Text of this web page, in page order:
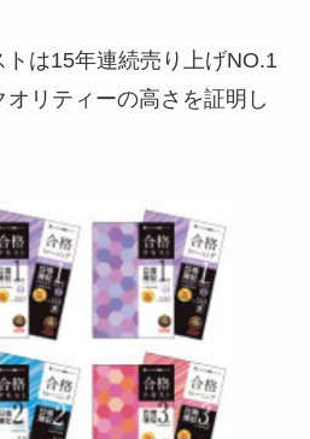
トは15年連続売り上げNO.1
リティーの高さを証明し